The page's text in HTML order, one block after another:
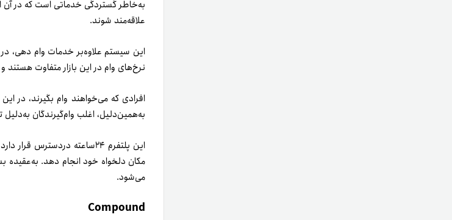
به‌خاطر گستردگی خدماتی است که در آن
علاقه‌مند شوند.
این سیستم علاوه‌بر خدمات وام دهی، در
نرخ‌های وام در این بازار متفاوت هستند
افرادی که می‌خواهند وام بگیرند، در
به‌همین‌دلیل، اغلب وام‌گیرندگان
این پلتفرم ۲۴ساعته
مکان دلخواه خود انجام دهد.
می‌شود.
Compound